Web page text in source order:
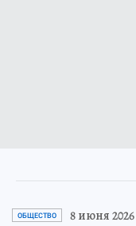
ОБЩЕСТВО 8 июня 2026